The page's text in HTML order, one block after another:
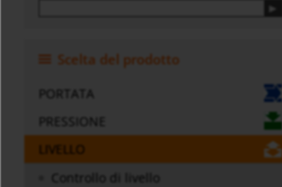
Scelta del prodotto
PORTATA
PRESSIONE
LIVELLO
Controllo di livello